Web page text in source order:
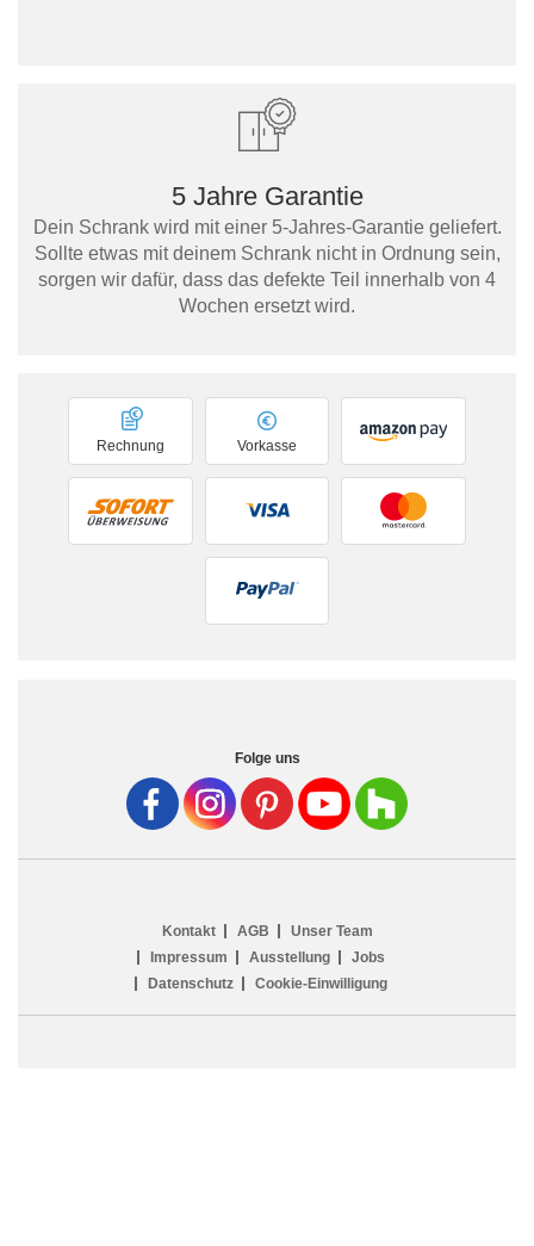
5 Jahre Garantie
Dein Schrank wird mit einer 5-Jahres-Garantie geliefert.
Sollte etwas mit deinem Schrank nicht in Ordnung sein,
sorgen wir dafür, dass das defekte Teil innerhalb von 4
Wochen ersetzt wird.
Vorkasse
Rechnung
Folge uns
Kontakt AGB
Unser Team
Impressum
Ausstellung
Jobs
Datenschutz
Cookie-Einwilligung